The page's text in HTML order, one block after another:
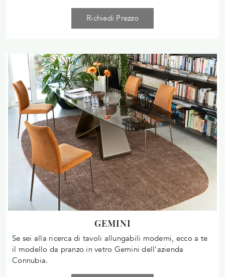
Richiedi Prezzo
GEMINI
Se sei alla ricerca di tavoli allungabili moderni, ecco a te
il modello da pranzo in vetro Gemini dell'azienda
Connubia.